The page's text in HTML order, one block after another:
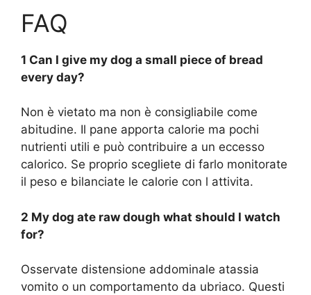
FAQ
1 Can I give my dog a small piece of bread
every day?
Non è vietato ma non è consigliabile come
abitudine. Il pane apporta calorie ma pochi
nutrienti utili e può contribuire a un eccesso
calorico. Se proprio scegliete di farlo monitorate
il peso e bilanciate le calorie con l attivita.
2 My dog ate raw dough what should I watch
for?
Osservate distensione addominale atassia
vomito o un comportamento da ubriaco. Questi